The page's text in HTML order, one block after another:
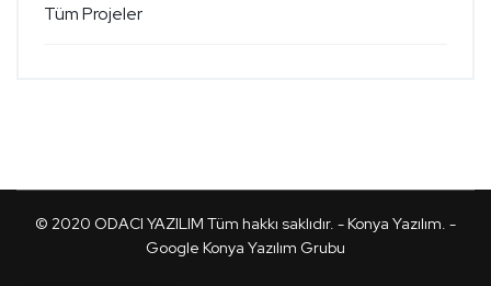
Tüm Projeler
© 2020 ODACI YAZILIM Tüm hakkı saklıdır. - Konya Yazılım. -
Google Konya Yazılım Grubu